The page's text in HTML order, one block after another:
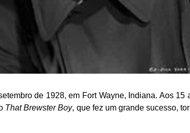
de 1928, em Fort Wayne, Indiana. Aos 15
That Brewster Boy, que fez um grande sucesso,